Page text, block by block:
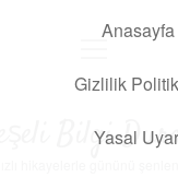
Anasayfa
Gizlilik
Yasal
Neşeli Bilgi